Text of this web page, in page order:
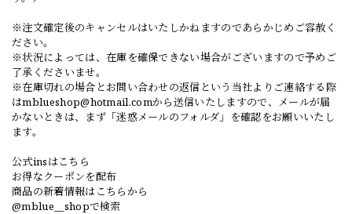
※注文確定後のキャンセルはいたしかねますのであらかじめご容赦く
ださい。
※状況によっては、在庫を確保できない場合がございますので予めご
了承くださいませ。
※在庫切れの場合とお問い合わせの返信という当社よりご連絡する際
はmblueshop@hotmail.comから送信いたしますので、メールが届
かないときは、まず「迷惑メールのフォルダ」を確認をお願いいたし
ます。
公式insはこちら
お得なクーポンを配布
商品の新着情報はこちらから
@mblue__shopで検索